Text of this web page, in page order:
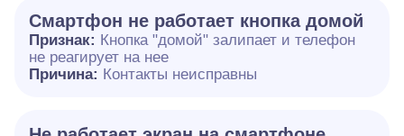
Смартфон не работает кнопка домой
Признак: Кнопка "домой" залипает и телефон
не реагирует на нее
Причина: Контакты неисправны